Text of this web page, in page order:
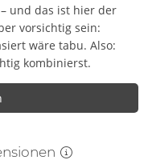
und das ist hier der
vorsichtig sein:
wäre tabu. Also:
kombinierst.